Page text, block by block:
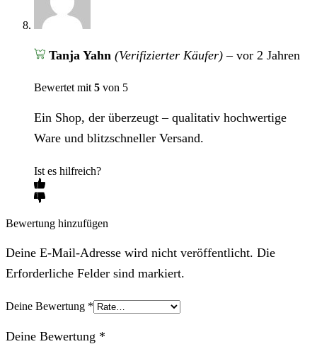
Tanja Yahn (Verifizierter Käufer) – vor 2 Jahren
Bewertet mit5 von 5
Ein Shop, der überzeugt – qualitativ hochwertige
Ware und blitzschneller Versand.
Ist es hilfreich?
Bewertung hinzufügen
Deine E-Mail-Adresse wird nicht veröffentlicht. Die
Erforderliche Felder sind markiert.
Deine Bewertung *
Deine Bewertung *